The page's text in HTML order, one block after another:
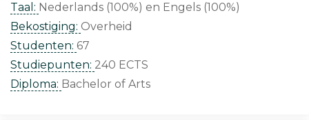
Taal: Nederlands (100%)
Engels (100%)
Bekostiging: Overheid
Studenten: 67
Studiepunten: 240 ECTS
Diploma: Bachelor of Arts